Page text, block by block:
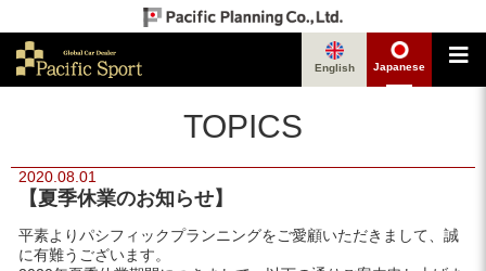
English Japanese
TOPICS
2020.08.01
【夏季休業のお知らせ】
平素よりパシフィックプランニングをご愛顧いただきまして、誠
に有難うございます。